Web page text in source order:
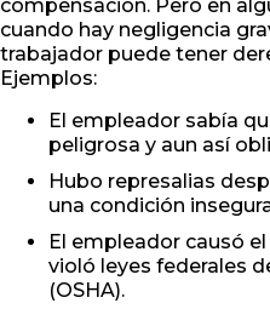
compensación. Pero en
cuando hay negligencia
trabajador puede tener
Ejemplos:
El empleador sabía
peligrosa y aun así
Hubo represalias
una condición
El empleador causó
violó leyes federales
(OSHA).